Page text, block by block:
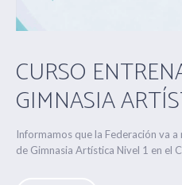
CURSO
GIMNASIA
Informamos que la Federación va
de Gimnasia Artística Nivel 1 en el